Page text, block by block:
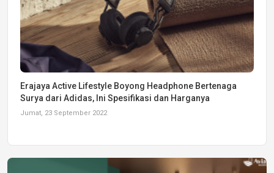
Erajaya Active Lifestyle Boyong Headphone Bertenaga
Surya dari Adidas, Ini Spesifikasi dan Harganya
Jumat, 23 September 2022